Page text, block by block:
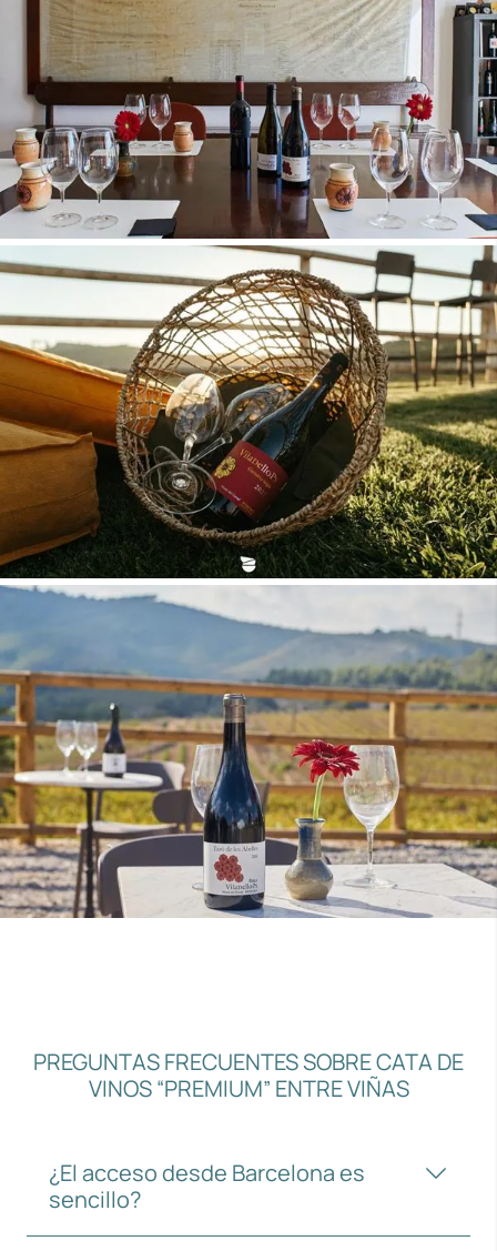
PREGUNTAS FRECUENTES SOBRE CATA DE
VINOS “PREMIUM” ENTRE VIÑAS
¿El acceso desde Barcelona es
sencillo?